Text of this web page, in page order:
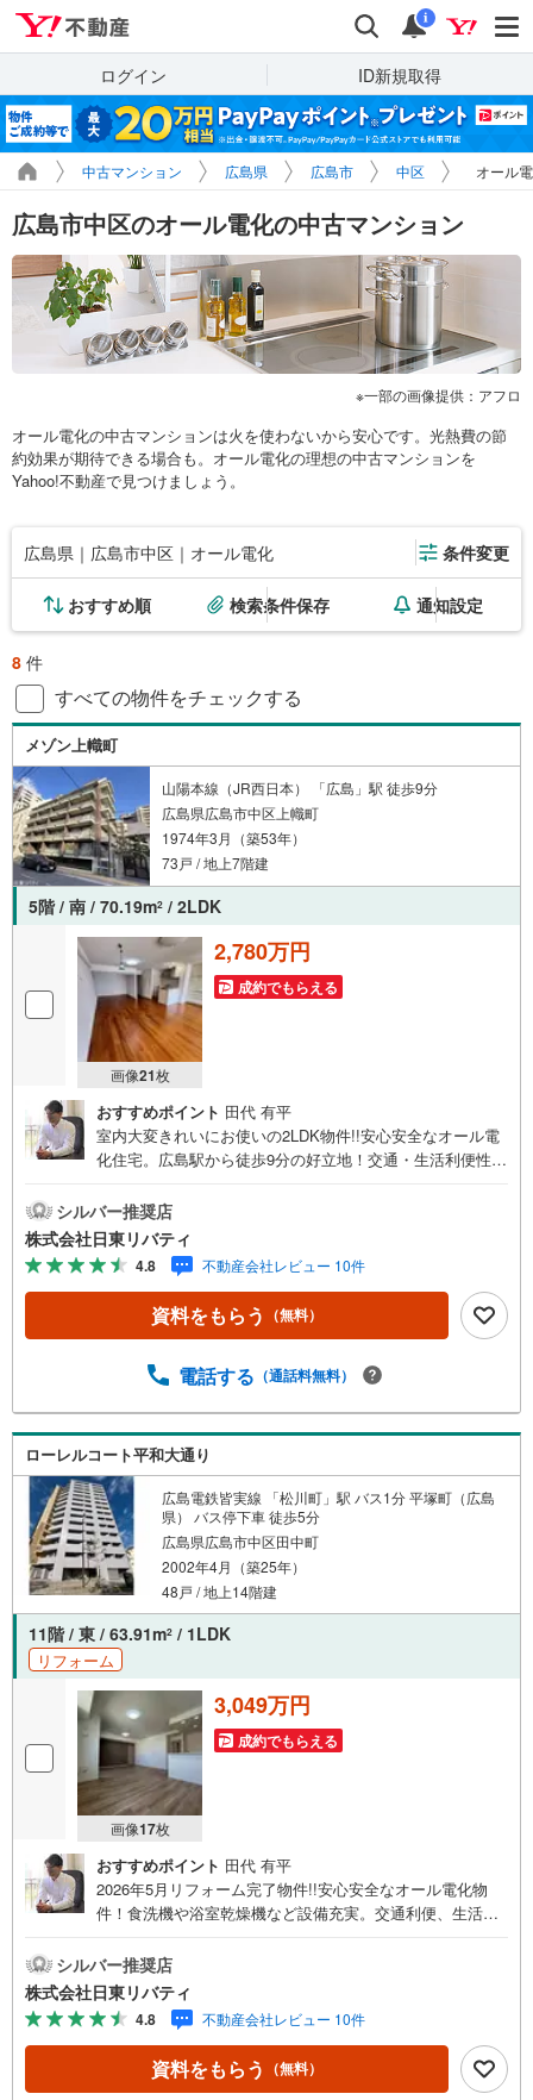
検索 通知
i
ログイン ID新規取得
中古マンション 広島県 広島市 中区 オール
広島市中区のオール電化の中古マンション
一部の画像提供：アフロ
オール電化の中古マンションは火を使わないから安心です。光熱費の節
約効果が期待できる場合も。オール電化の理想の中古マンションを
Yahoo!不動産で見つけましょう。
広島県｜広島市中区｜オール電化 条件変更
おすすめ順 検索条件保存 通知設定
8 件
すべての物件をチェックする
メゾン上幟町
山陽本線（JR西日本） 「広島」駅 徒歩9分
広島県広島市中区上幟町
1974年3月（築53年）
73戸 / 地上7階建
5階 / 南 / 70.19m2 / 2LDK
画像21枚
2,780万円
成約でもらえる
おすすめポイント 田代 有平
室内大変きれいにお使いの2LDK物件!!安心安全なオール電
化住宅。広島駅から徒歩9分の好立地！交通・生活利便性の
ならマツダスタジアム近くの日東リバティへ!!チラシやネッ
ト広告に載っていない物件もご紹介できます。広島市内は
もちろん廿日市から呉・東広島まで6000物件の豊富な情報
量!!「実際に自分自身が住む家を見て納得して買いたい」広
告では分かり難い物件の長所や短所を現地でご確認できま
す。お気軽にお問い合わせ下さい。TV電話やLINE等でオン
まいを通じた出逢いを大切に」をモットーに、創業以来多
産グループへ成長することができました。「人と人、心と
心」これからもこの精神を大切に、お客様へのサポートを
させて頂きます。株式会社日東リバティ〒732-0818広島市
南区段原日出2丁目2-22-2F
シルバー推奨店
株式会社日東リバティ
4.8 不動産会社レビュー 10件
資料をもらう （無料）
電話する （通話料無料）
ローレルコート平和大通り
広島電鉄皆実線 「松川町」駅 バス1分 平塚町（広島
県） バス停下車 徒歩5分
広島県広島市中区田中町
2002年4月（築25年）
48戸 / 地上14階建
11階 / 東 / 63.91m2 / 1LDK
リフォーム
画像17枚
3,049万円
成約でもらえる
おすすめポイント 田代 有平
2026年5月リフォーム完了物件!!安心安全なオール電化物
件！食洗機や浴室乾燥機など設備充実。交通利便、生活利
近くの日東リバティへ!!チラシやネット広告に載っていない
物件もご紹介できます。広島市内はもちろん廿日市から
呉・東広島まで6000物件の豊富な情報量!!「実際に自分自
身が住む家を見て納得して買いたい」広告では分かり難い
物件の長所や短所を現地でご確認できます。お気軽にお問
い合わせ下さい。TV電話やLINE等でオンライン案内も可能
シルバー推奨店
株式会社日東リバティ
4.8 不動産会社レビュー 10件
資料をもらう （無料）